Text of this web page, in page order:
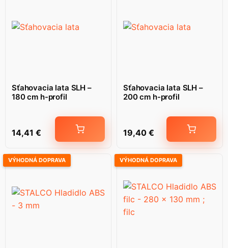
Sťahovacia lata SLH –
180 cm h-profil
14,41 €
Sťahovacia lata SLH –
200 cm h-profil
19,40 €
VÝHODNÁ DOPRAVA VÝHODNÁ DOPRAVA